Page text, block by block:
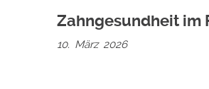
Zahngesundheit im
10. März 2026